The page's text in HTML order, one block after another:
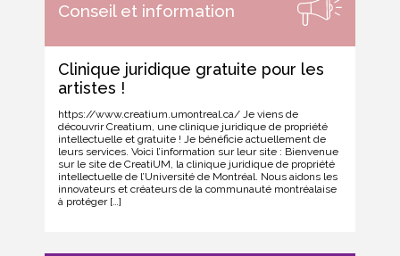
Conseil et information
Clinique juridique gratuite pour les
artistes !
https://www.creatium.umontreal.ca/ Je viens de
découvrir Creatium, une clinique juridique de propriété
intellectuelle et gratuite ! Je bénéficie actuellement de
leurs services. Voici l’information sur leur site : Bienvenue
sur le site de CreatiUM, la clinique juridique de propriété
intellectuelle de l’Université de Montréal. Nous aidons les
innovateurs et créateurs de la communauté montréalaise
à protéger […]